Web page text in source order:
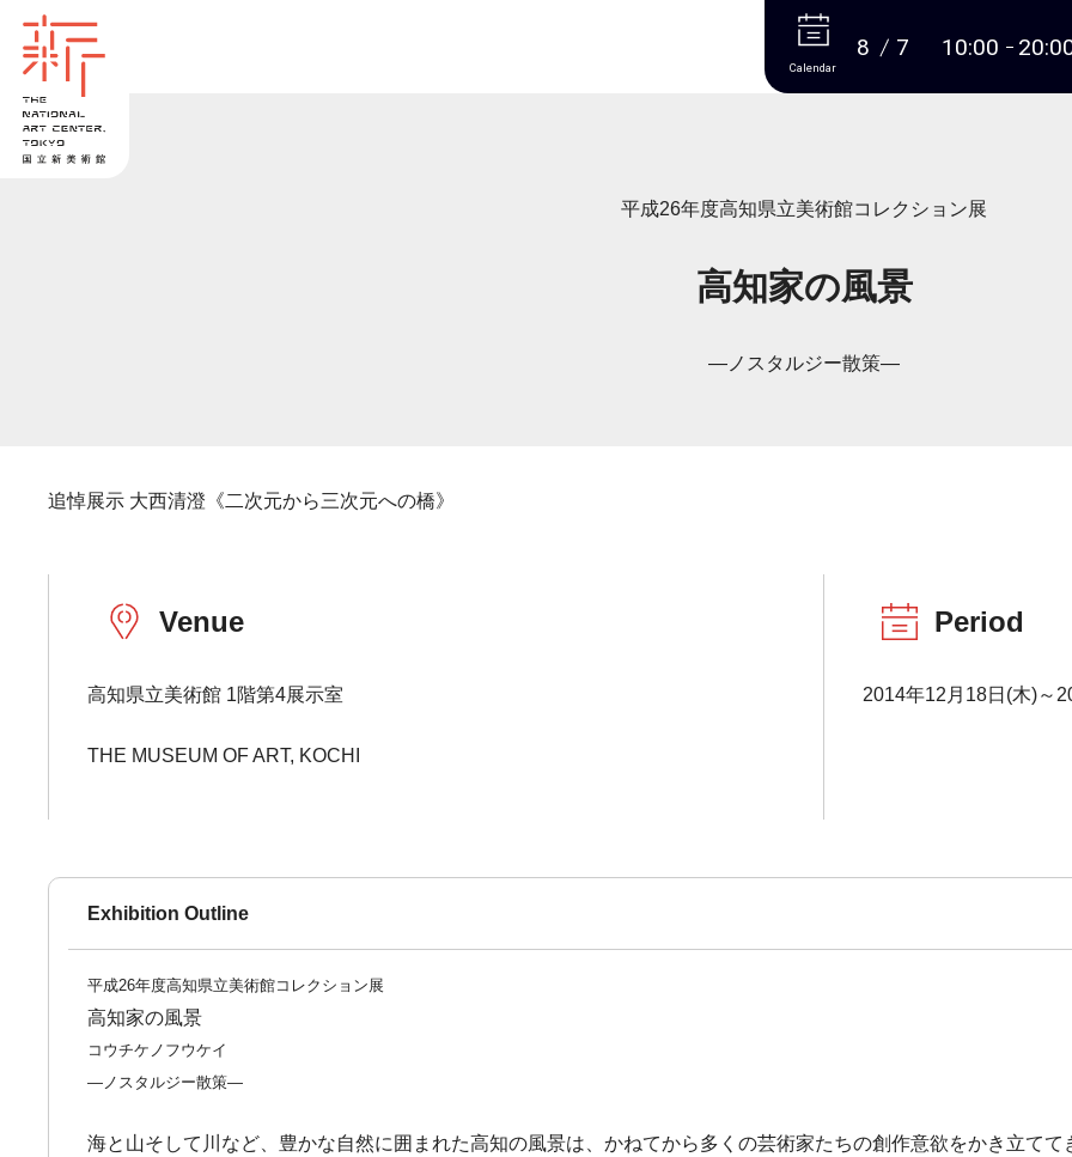
More
Calendar
8 7 10:00
平成26年度高知県立美術館コレクション展
高知家の風景
―ノスタルジー散策―
追悼展示 大西清澄《二次元から三次元への橋》
Venue
高知県立美術館 1階第4展示室
THE MUSEUM OF ART, KOCHI
Period
2014年12月18日(木)～
Exhibition Outline
平成26年度高知県立美術館コレクション展
高知家の風景
コウチケノフウケイ
―ノスタルジー散策―
海と山そして川など、豊かな自然に囲まれた高知の風景は、かねてから多くの芸術家たちの創作意欲をかき立てて